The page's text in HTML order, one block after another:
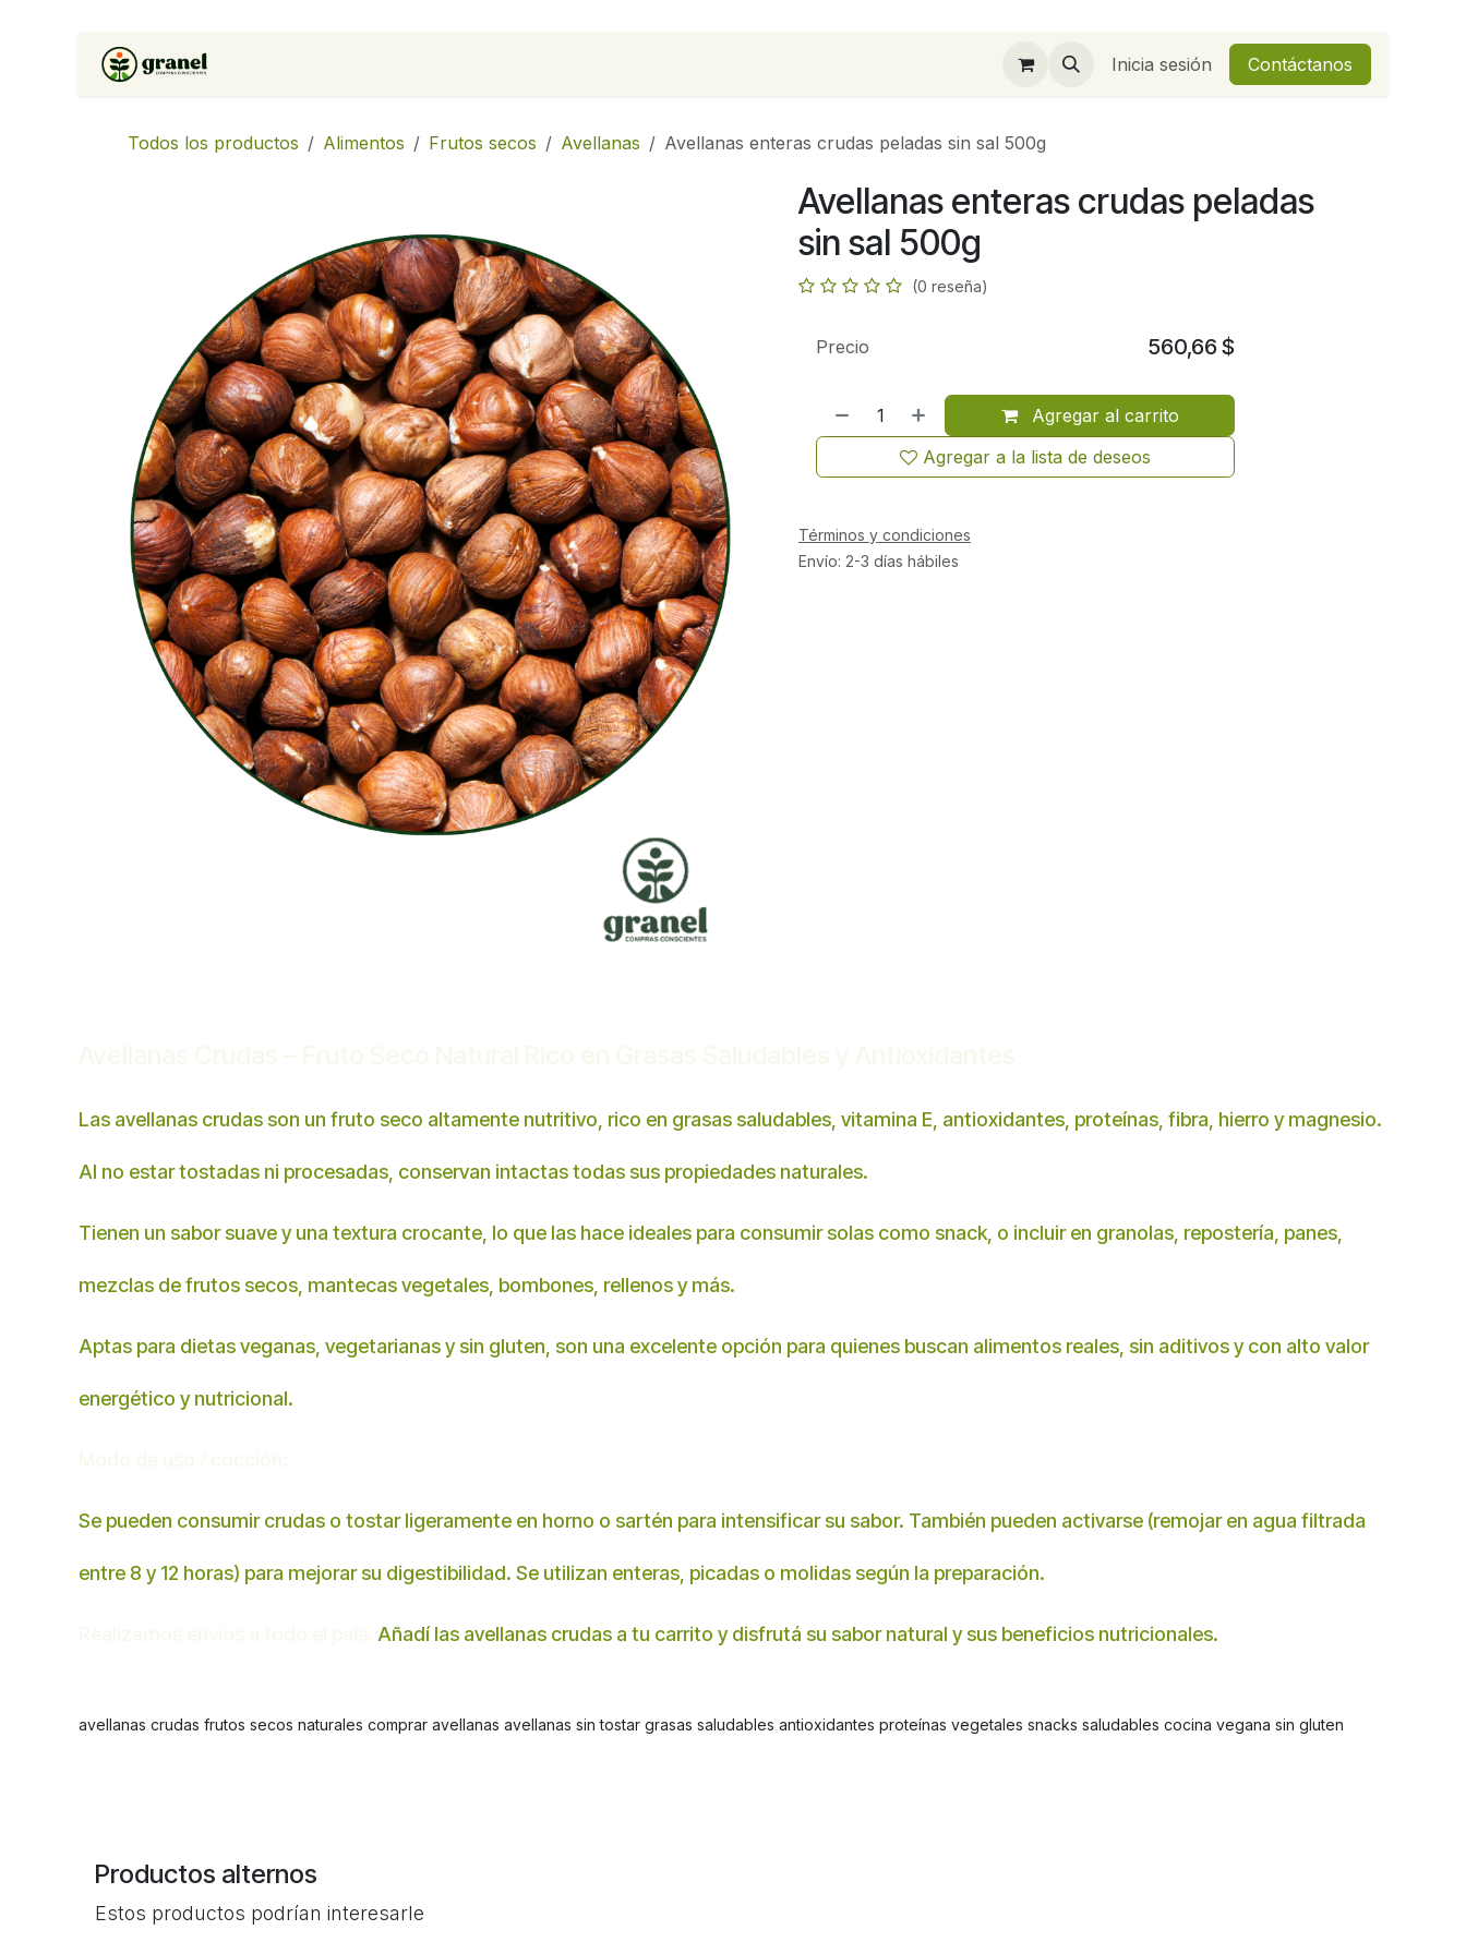
Ir al contenido
Inicia sesión Contáctanos
Todos los productos Alimentos Frutos secos Avellanas Avellanas enteras crudas peladas sin sal 500g
Avellanas enteras crudas peladas
sin sal 500g
(0 reseña)
Agregar al carrito
Agregar a la lista de deseos
Precio 560,66 $
Términos y condiciones
Envío: 2-3 días hábiles
Las avellanas crudas son un fruto seco altamente nutritivo, rico en grasas saludables, vitamina E, antioxidantes, proteínas, fibra, hierro y magnesio.
Al no estar tostadas ni procesadas, conservan intactas todas sus propiedades naturales.
Tienen un sabor suave y una textura crocante, lo que las hace ideales para consumir solas como snack, o incluir en granolas, repostería, panes,
mezclas de frutos secos, mantecas vegetales, bombones, rellenos y más.
Aptas para dietas veganas, vegetarianas y sin gluten, son una excelente opción para quienes buscan alimentos reales, sin aditivos y con alto valor
energético y nutricional.
Se pueden consumir crudas o tostar ligeramente en horno o sartén para intensificar su sabor. También pueden activarse (remojar en agua filtrada
entre 8 y 12 horas) para mejorar su digestibilidad. Se utilizan enteras, picadas o molidas según la preparación.
Añadí las avellanas crudas a tu carrito y disfrutá su sabor natural y sus beneficios nutricionales.
avellanas crudas frutos secos naturales comprar avellanas avellanas sin tostar grasas saludables antioxidantes proteínas vegetales snacks saludables cocina vegana sin gluten
Productos alternos
Estos productos podrían interesarle